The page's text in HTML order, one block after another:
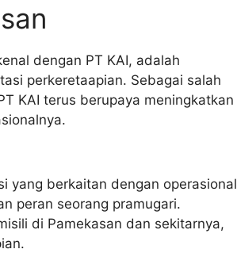
dengan PT KAI, adalah
perkeretaapian. Sebagai salah
KAI terus berupaya meningkatkan
yang berkaitan dengan operasional
peran seorang pramugari.
di Pamekasan dan sekitarnya,